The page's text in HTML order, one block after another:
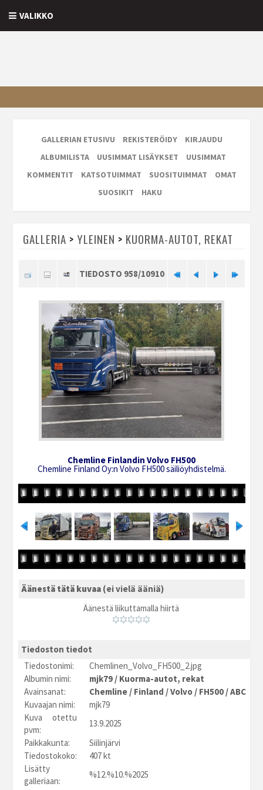
VALIKKO
GALLERIAN ETUSIVU REKISTERÖIDY
KIRJAUDU
ALBUMILISTA
UUSIMMAT LISÄYKSET
UUSIMMAT
KOMMENTIT
KATSOTUIMMAT SUOSITUIMMAT
OMAT
SUOSIKIT
HAKU
GALLERIA > YLEINEN > KUORMA-AUTOT, REKAT
TIEDOSTO 958/10910
Chemline Finlandin Volvo FH500
Chemline Finland Oy:n Volvo FH500 säiliöyhdistelmä.
Äänestä tätä kuvaa (ei vielä ääniä)
Äänestä liikuttamalla hiirtä
Tiedoston tiedot
Tiedostonimi:
Chemlinen_Volvo_FH500_2.jpg
Albumin nimi:
mjk79 / Kuorma-autot, rekat
Avainsanat:
Chemline / Finland /Volvo / FH500 /ABC
Kuvaajan nimi:
mjk79
Kuva otettu
pvm:
13.9.2025
Paikkakunta:
Siilinjärvi
Tiedostokoko:
407 kt
Lisätty
galleriaan:
%12.%10.%2025